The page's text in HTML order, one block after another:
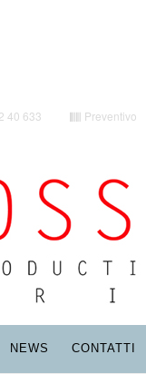
40 633 Preventivo
NEWS CONTATTI